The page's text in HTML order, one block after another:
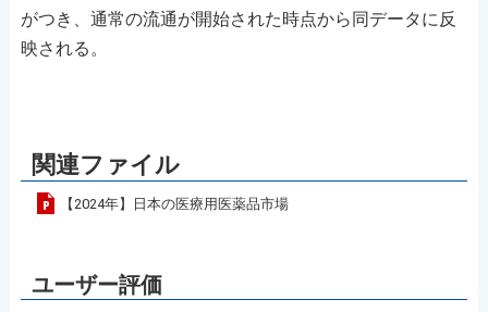
がつき、通常の流通が開始された時点から同データに反
映される。
関連ファイル
【2024年】日本の医療用医薬品市場